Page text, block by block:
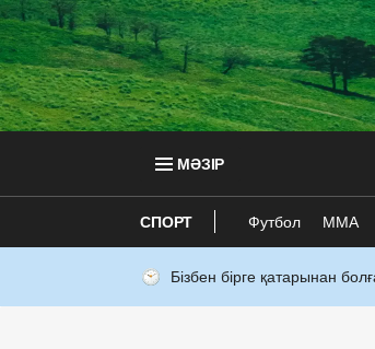
МӘЗІР
СПОРТ Футбол ММА
Бізбен бірге қатарынан